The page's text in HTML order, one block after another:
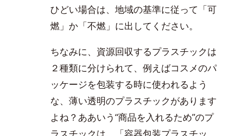
ひどい場合は、地域の基準に従って「可
燃」か「不燃」に出してください。
ちなみに、資源回収するプラスチックは
２種類に分けられて、例えばコスメのパ
ッケージを包装する時に使われるよう
な、薄い透明のプラスチックがあります
よね？ああいう“商品を入れるため”のプ